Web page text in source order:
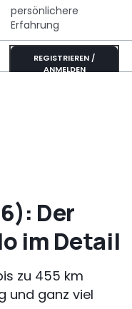
persönlichere
Erfahrung
REGISTRIEREN /
ANMELDEN
Der
im Detail
zu 455 km
und ganz viel